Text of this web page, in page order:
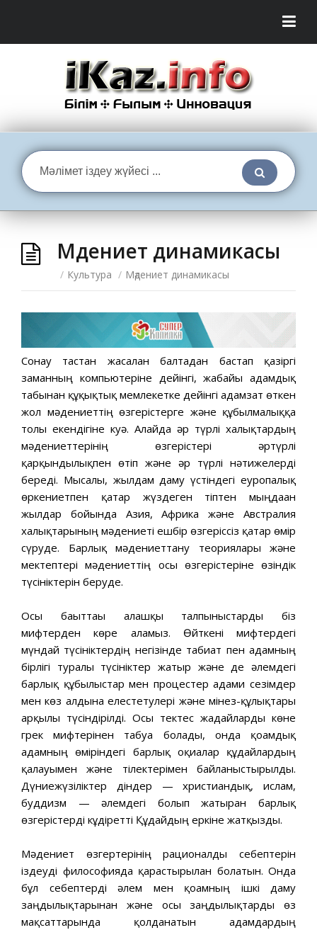
Мәдениет динамикасы
/ Культура / Мәдениет динамикасы
Сонау тастан жасалған балтадан бастап қазіргі
заманның компьютеріне дейінгі, жабайы адамдық
табынан құқықтық мемлекетке дейінгі адамзат өткен
жол мәдениеттің өзгерістерге және құбылмалыққа
толы екендігіне куә. Алайда әр түрлі халықтардың
мәдениеттерінің өзгерістері әртүрлі
қарқындылықпен өтіп және әр түрлі нәтижелерді
береді. Мысалы, жылдам даму үстіндегі еуропалық
өркениетпен қатар жүздеген тіптен мыңдаған
жылдар бойында Азия, Африка және Австралия
халықтарының мәдениеті ешбір өзгеріссіз қатар өмір
сүруде. Барлық мәдениеттану теориялары және
мектептері мәдениеттің осы өзгерістеріне өзіндік
түсініктерін беруде.
Осы бағыттағы алғашқы талпыныстарды біз
мифтерден көре аламыз. Өйткені мифтердегі
мүндай түсініктердің негізінде табиғат пен адамның
бірлігі туралы түсініктер жатыр және де әлемдегі
барлық құбылыстар мен процестер адами сезімдер
мен көз алдына елестетулері және мінез-құлықтары
арқылы түсіндірілді. Осы тектес жағдайларды көне
грек мифтерінен табуға болады, онда қоғамдық
адамның өміріндегі барлық оқиғалар құдайлардың
қалауымен және тілектерімен байланыстырылды.
Дүниежүзіліктер діндер — христиандық, ислам,
буддизм — әлемдегі болып жатырған барлық
өзгерістерді кұдіретті Құдайдың еркіне жатқызды.
Мәдениет өзгертерінің рационалды себептерін
іздеуді философияда қарастырылған болатын. Онда
бұл себептерді әлем мен қоғамның ішкі даму
заңдылықтарынан және осы заңдылықтарды өз
мақсаттарында қолданатын адамдардың